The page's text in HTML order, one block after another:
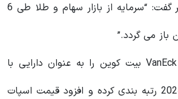
ادواردز در 27 سپتامبر گفت: “سرمایه از بازار سهام و طلا طی 6
باز می گردد.”
غول مدیریت دارایی VanEck بیت کوین را به عنوان دارایی با
عملکرد برتر در سال 2024 رتبه بندی کرده و افزود قیمت اسپات